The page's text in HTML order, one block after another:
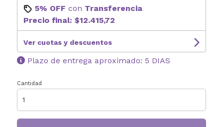
5% OFF con Transferencia
Precio final: $12.415,72
Ver cuotas y descuentos
Plazo de entrega aproximado: 5 DIAS
Cantidad